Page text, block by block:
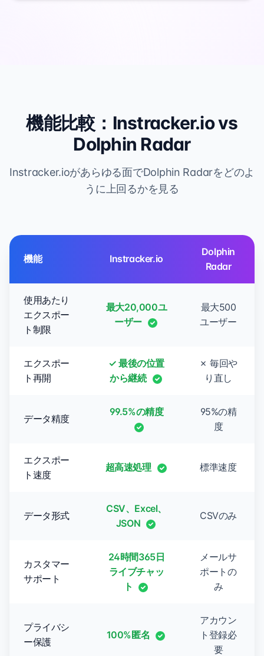
機能比較：Instracker.io vs
Dolphin Radar
Instracker.ioがあらゆる面でDolphin Radarをどのよ
うに上回るかを見る
機能 Instracker.io
Dolphin
Radar
使用あたり
エクスポー
ト制限
最大20,000ユ
ーザー
最大500
ユーザー
エクスポー
ト再開
✓ 最後の位置
から継続
✗ 毎回や
り直し
データ精度
99.5%の精度
95%の精
度
エクスポー
ト速度
超高速処理 標準速度
データ形式
CSV、Excel、
JSON
CSVのみ
カスタマー
サポート
24時間365日
ライブチャッ
ト
メールサ
ポートの
み
プライバシ
ー保護
100%匿名
アカウン
ト登録必
要